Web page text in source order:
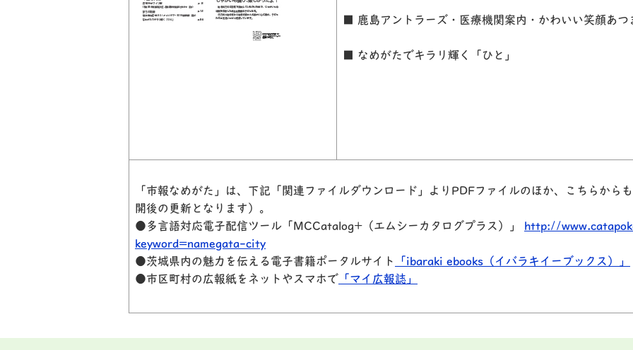
■ 鹿島アントラーズ・医療機関案内・かわいい笑顔あつ
■ なめがたでキラリ輝く「ひと」
「市報なめがた」は、下記「関連ファイルダウンロード」よりPDFファイルのほか、
こちらから
開後の更新となります）。
●多言語対応電子配信ツール「MCCatalog+（エムシーカタログプラス）」 http://
keyword=namegata-city
●茨城県内の魅力を伝える電子書籍ポータルサイト
「ibaraki ebooks（イバラキイーブックス）」
●市区町村の広報紙をネットやスマホで
「マイ広報誌」